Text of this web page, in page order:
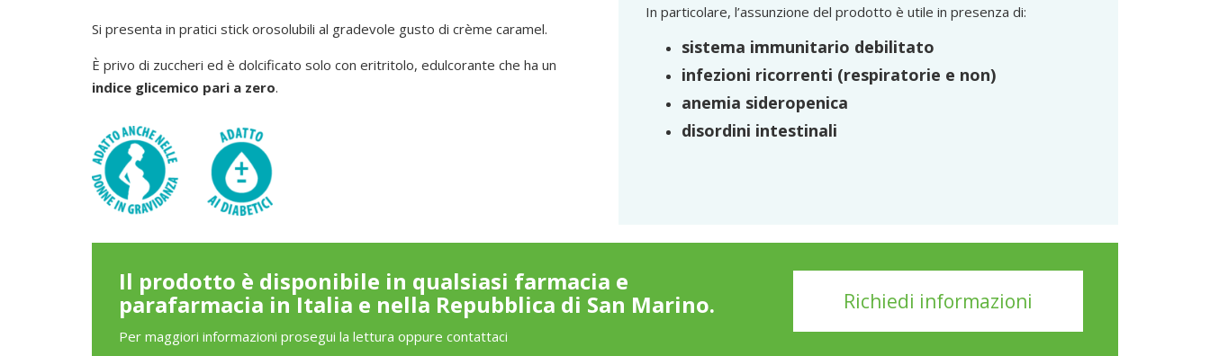
Si presenta in pratici stick orosolubili al gradevole gusto di crème caramel.
È privo di zuccheri ed è dolcificato solo con eritritolo, edulcorante che ha un
indice glicemico pari a zero.
In particolare, l’assunzione del prodotto è utile in presenza di:
sistema immunitario debilitato
infezioni ricorrenti (respiratorie e non)
anemia sideropenica
disordini intestinali
Il prodotto è disponibile in qualsiasi farmacia e
parafarmacia in Italia e nella Repubblica di San Marino.
Per maggiori informazioni prosegui la lettura oppure contattaci
Richiedi informazioni